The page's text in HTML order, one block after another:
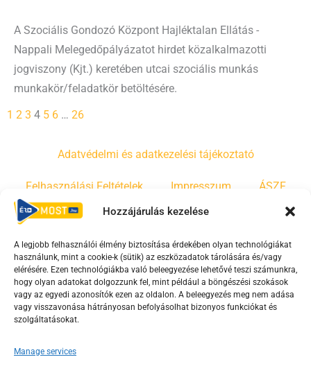
Hozzájárulás kezelése
A legjobb felhasználói élmény biztosítása érdekében olyan technológiákat
használunk, mint a cookie-k (sütik) az eszközadatok tárolására és/vagy
elérésére. Ezen technológiákba való beleegyezése lehetővé teszi számunkra,
hogy olyan adatokat dolgozzunk fel, mint például a böngészési szokások
vagy az egyedi azonosítók ezen az oldalon. A beleegyezés meg nem adása
vagy visszavonása hátrányosan befolyásolhat bizonyos funkciókat és
szolgáltatásokat.
Manage services
A Szociális Gondozó Központ Hajléktalan Ellátás -
Nappali Melegedőpályázatot hirdet közalkalmazotti
jogviszony (Kjt.) keretében utcai szociális munkás
munkakör/feladatkör betöltésére.
1 2 3 4 5 6 … 26
Adatvédelmi és adatkezelési tájékoztató
Felhasználási Feltételek Impresszum ÁSZF
Irányelvek Moderálási szabályzat
F
a
c
e
o
Y
o
u
t
b
T
i
k